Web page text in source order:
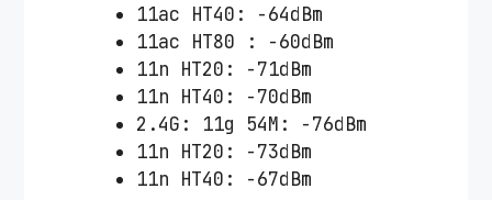
11ac HT40: -64dBm
11ac HT80 : -60dBm
11n HT20: -71dBm
11n HT40: -70dBm
2.4G: 11g 54M: -76dBm
11n HT20: -73dBm
11n HT40: -67dBm